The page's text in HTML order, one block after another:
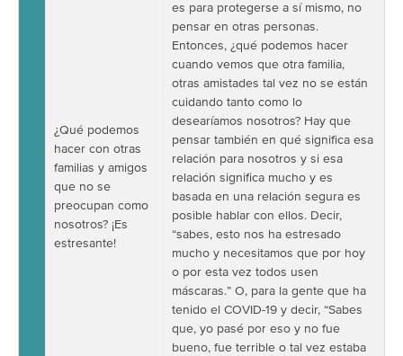
¿Qué podemos
hacer con otras
familias y amigos
que no se
preocupan como
nosotros? ¡Es
estresante!
es para protegerse a sí mismo, no
pensar en otras personas.
Entonces, ¿qué podemos hacer
cuando vemos que otra familia,
otras amistades tal vez no se están
cuidando tanto como lo
desearíamos nosotros? Hay que
pensar también en qué significa esa
relación para nosotros y si esa
relación significa mucho y es
basada en una relación segura es
posible hablar con ellos. Decir,
“sabes, esto nos ha estresado
mucho y necesitamos que por hoy
o por esta vez todos usen
máscaras.” O, para la gente que ha
tenido el COVID-19 y decir, “Sabes
que, yo pasé por eso y no fue
bueno, fue terrible o tal vez estaba